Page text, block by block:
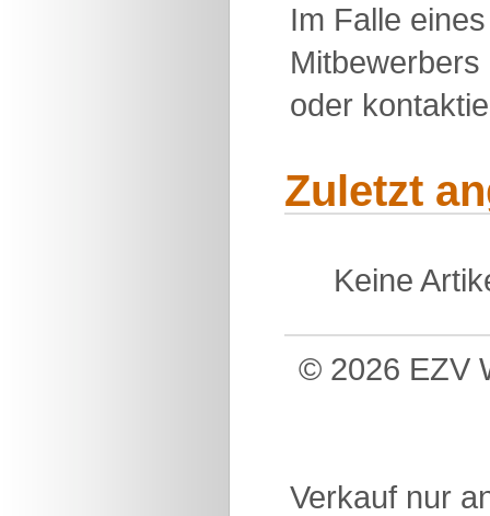
Im Falle
oder
Zuletzt
Keine
© 2026 EZV
Verkauf nur